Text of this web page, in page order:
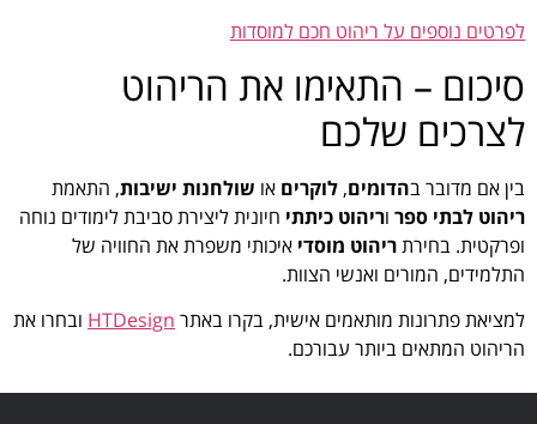
לפרטים נוספים על ריהוט חכם למוסדות
סיכום – התאימו את הריהוט
לצרכים שלכם
בין אם מדובר בהדומים, לוקרים או שולחנות ישיבות, התאמת
ריהוט לבתי ספר וריהוט כיתתי חיונית ליצירת סביבת לימודים נוחה
ופרקטית. בחירתריהוט מוסדי איכותי משפרת את החוויה של
התלמידים, המורים ואנשי הצוות.
למציאת פתרונות מותאמים אישית, בקרו באתר HTDesign ובחרו את
הריהוט המתאים ביותר עבורכם.